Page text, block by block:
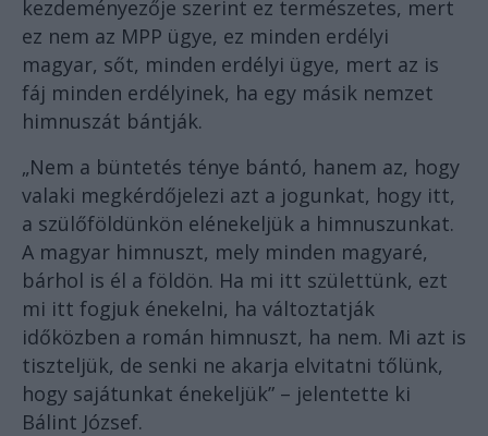
kezdeményezője szerint ez természetes, mert
ez nem az MPP ügye, ez minden erdélyi
magyar, sőt, minden erdélyi ügye, mert az is
fáj minden erdélyinek, ha egy másik nemzet
himnuszát bántják.
„Nem a büntetés ténye bántó, hanem az, hogy
valaki megkérdőjelezi azt a jogunkat, hogy itt,
a szülőföldünkön elénekeljük a himnuszunkat.
A magyar himnuszt, mely minden magyaré,
bárhol is él a földön. Ha mi itt születtünk, ezt
mi itt fogjuk énekelni, ha változtatják
időközben a román himnuszt, ha nem. Mi azt is
tiszteljük, de senki ne akarja elvitatni tőlünk,
hogy sajátunkat énekeljük” – jelentette ki
Bálint József.